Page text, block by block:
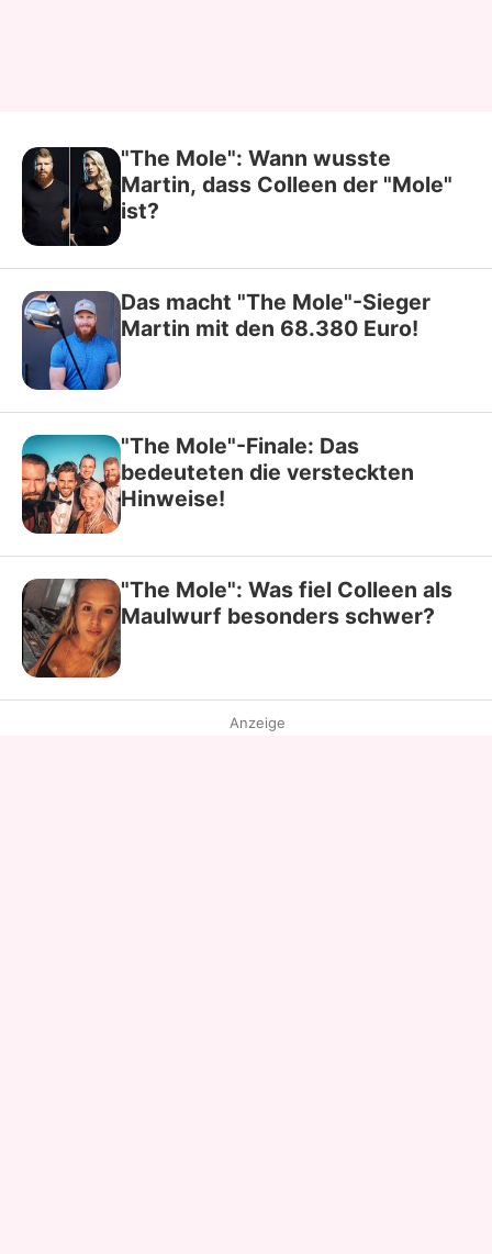
"The Mole": Wann wusste
Martin, dass Colleen der "Mole"
ist?
Das macht "The Mole"-Sieger
Martin mit den 68.380 Euro!
"The Mole"-Finale: Das
bedeuteten die versteckten
Hinweise!
"The Mole": Was fiel Colleen als
Maulwurf besonders schwer?
Anzeige